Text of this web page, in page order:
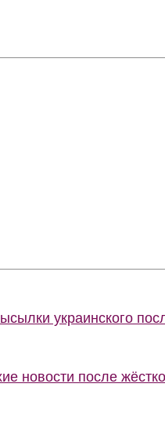
украинского
новости после